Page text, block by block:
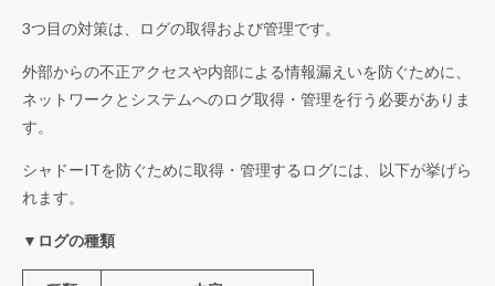
3つ目の対策は、ログの取得および管理です。
外部からの不正アクセスや内部による情報漏えいを防ぐために、
ネットワークとシステムへのログ取得・管理を行う必要がありま
す。
シャドーITを防ぐために取得・管理するログには、以下が挙げら
れます。
▼ログの種類